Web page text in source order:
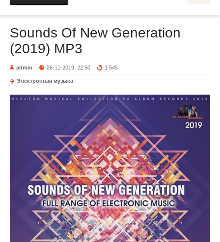
Sounds Of New Generation
(2019) MP3
admin 26-11-2019, 22:50 1 545
Электронная музыка